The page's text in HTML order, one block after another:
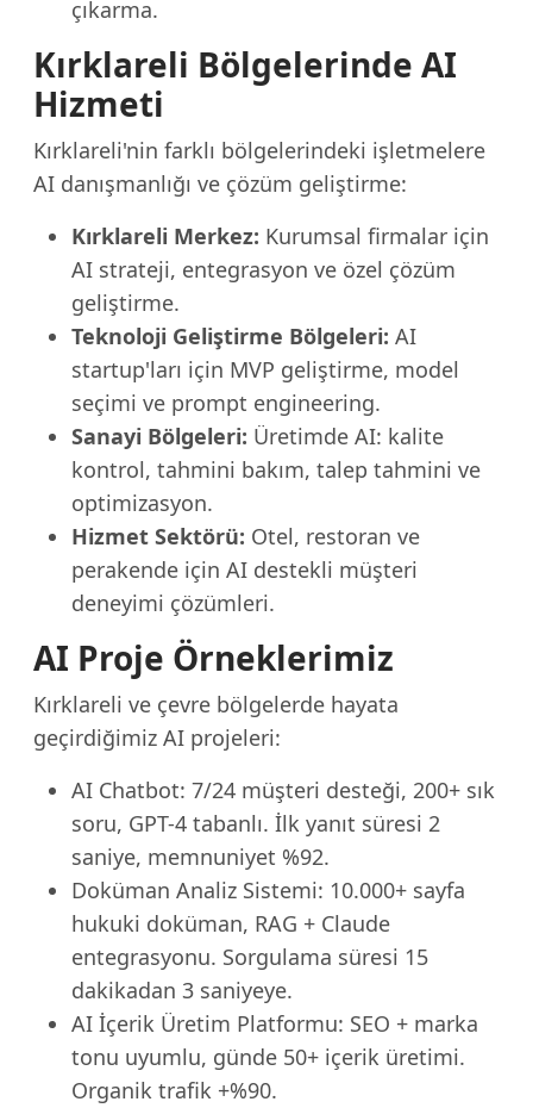
çıkarma.
Kırklareli Bölgelerinde AI
Hizmeti
Kırklareli'nin farklı bölgelerindeki işletmelere
AI danışmanlığı ve çözüm geliştirme:
Kırklareli Merkez: Kurumsal firmalar için
AI strateji, entegrasyon ve özel çözüm
geliştirme.
Teknoloji Geliştirme Bölgeleri: AI
startup'ları için MVP geliştirme, model
seçimi ve prompt engineering.
Sanayi Bölgeleri: Üretimde AI: kalite
kontrol, tahmini bakım, talep tahmini ve
optimizasyon.
Hizmet Sektörü: Otel, restoran ve
perakende için AI destekli müşteri
deneyimi çözümleri.
AI Proje Örneklerimiz
Kırklareli ve çevre bölgelerde hayata
geçirdiğimiz AI projeleri:
AI Chatbot: 7/24 müşteri desteği, 200+ sık
soru, GPT-4 tabanlı. İlk yanıt süresi 2
saniye, memnuniyet %92.
Doküman Analiz Sistemi: 10.000+ sayfa
hukuki doküman, RAG + Claude
entegrasyonu. Sorgulama süresi 15
dakikadan 3 saniyeye.
AI İçerik Üretim Platformu: SEO + marka
tonu uyumlu, günde 50+ içerik üretimi.
Organik trafik +%90.